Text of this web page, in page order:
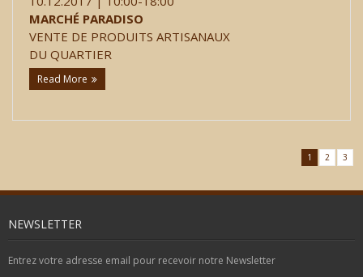
MARCHÉ PARADISO
VENTE DE PRODUITS ARTISANAUX
DU QUARTIER
Read More
1 2 3
NEWSLETTER
Entrez votre adresse email pour recevoir notre Newsletter